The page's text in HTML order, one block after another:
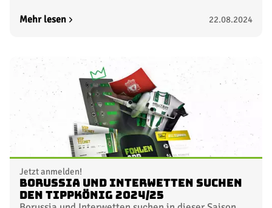
Mehr lesen 22.08.2024
Jetzt anmelden!
Borussia und Interwetten suchen
den Tippkönig 2024/25